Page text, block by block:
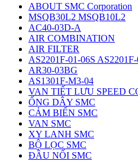
ABOUT SMC Corporation
MSQB30L2 MSQB10L2
AC40-03D-A
AIR COMBINATION
AIR FILTER
AS2201F-01-06S
AR30-03BG
AS1301F-M3-04
VAN TIẾT LƯU SPEED
ỐNG DÂY SMC
CẢM BIẾN SMC
VAN SMC
XY LANH SMC
BỘ LỌC SMC
ĐẦU NỐI SMC